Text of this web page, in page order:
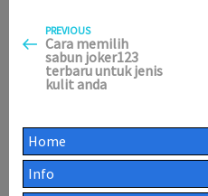
Post
navigation
Previous
Post
PREVIOUS
Cara memilih
sabun joker123
terbaru untuk jenis
kulit anda
Home
Info